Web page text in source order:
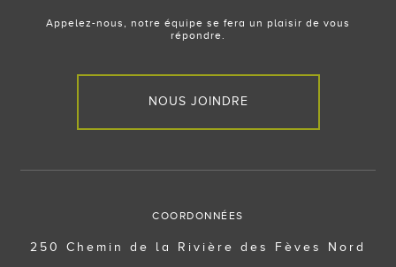
Appelez-nous, notre équipe se fera un plaisir de vous
répondre.
NOUS JOINDRE
COORDONNÉES
250 Chemin de la Rivière des Fèves Nord